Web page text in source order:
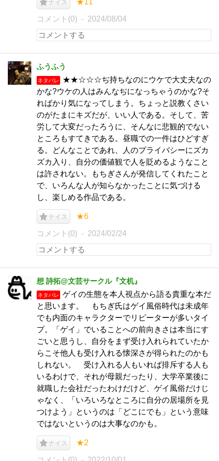
ナイス ★11
コメント(0) 2024/08/04
ふうふう
ネタバレ
★★☆☆☆ぢ持ちなのにウケで大丈夫なの
かな?ウケの人はみんなぢになっちゃうのかな?そ
ればかり気になってしまう。ちょっと説教くさい
のがたまにキズだが、いい人である。そして、苦
労して大変だったろうに、そんなに悲観的でない
ところもすてきである。昼職での一件はひどすぎ
る。どんなことであれ、人のプライバシーにズカ
ズカ入り、自分の価値観で人を貶めるようなこと
は許されない。もちぎさんが発信してくれたこと
で、いろんな人が知らなかったことに気づける
し、楽しめる作品である。
ナイス ★6
コメント(0) 2024/02/24
想 詩拓@文芸サークル『文机』
ネタバレ
ゲイの生態を本人視点から語る貴重な本だ
と思います。 もちぎ氏はゲイ風俗時代は未成年
でも内面のキャラクターでリピーターが多いタイ
プ。「ゲイ」でいることへの前向きさは本当にす
ごいと思うし、自分をまず受け入れられていたか
らこそ他人も受け入れる懐深さが得られたのかも
しれない。 受け入れる人もいれば排斥する人も
いるわけで、それが母親だったり、大学卒業後に
就職した会社だったわけだけど、ゲイ風俗だけじ
ゃなく、「いろいろなところに自分の居場所を見
つけよう」というのは「どこにでも」という意味
ではないというのは大事なのかも。
ナイス ★2